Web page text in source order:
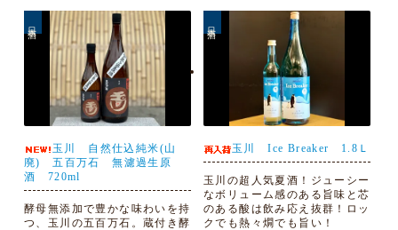
玉川 自然仕込純米(山
廃) 五百万石 無濾過生原
酒 720ml
酵母無添加で豊かな味わいを持
つ、玉川の五百万石。蔵付き酵
玉川 Ice Breaker 1.8Ｌ
玉川の超人気夏酒！ジューシー
なボリューム感のある旨味と芯
のある酸は飲み応え抜群！ロッ
クでも熱々燗でも旨い！